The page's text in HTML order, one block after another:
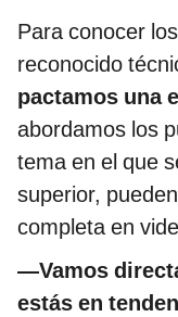
Para conocer
reconocido
pactamos una
abordamos los
tema en el que
superior,
completa en
—Vamos
estás en